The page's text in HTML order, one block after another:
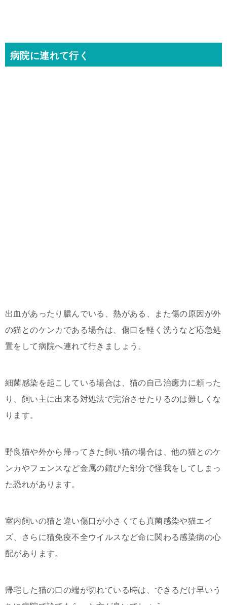
病院に連れて行く
出血があったり膿んでいる、熱がある、また傷の原因が外
の猫とのケンカである場合は、傷口を軽く洗うなど応急処
置をして病院へ連れて行きましょう。
細菌感染を起こしている場合は、猫の自己治癒力に頼った
り、飼い主に出来る対処法で完治させたりるのは難しくな
ります。
野良猫や外から帰ってきた飼い猫の場合は、他の猫とのケ
ンカやフェンスなど金属の錆びた部分で怪我をしてしまっ
た恐れがあります。
室内飼いの猫と違い傷口が小さくても真菌感染や猫エイ
ズ、さらに猫免疫不全ウイルスなど命に関わる感染病の心
配があります。
帰宅した猫の口の端が切れている時は、できるだけ早いう